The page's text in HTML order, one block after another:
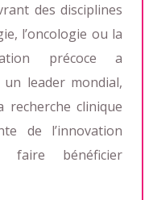
des disciplines
l’oncologie ou la
précoce a
leader mondial,
recherche clinique
de l’innovation
bénéficier